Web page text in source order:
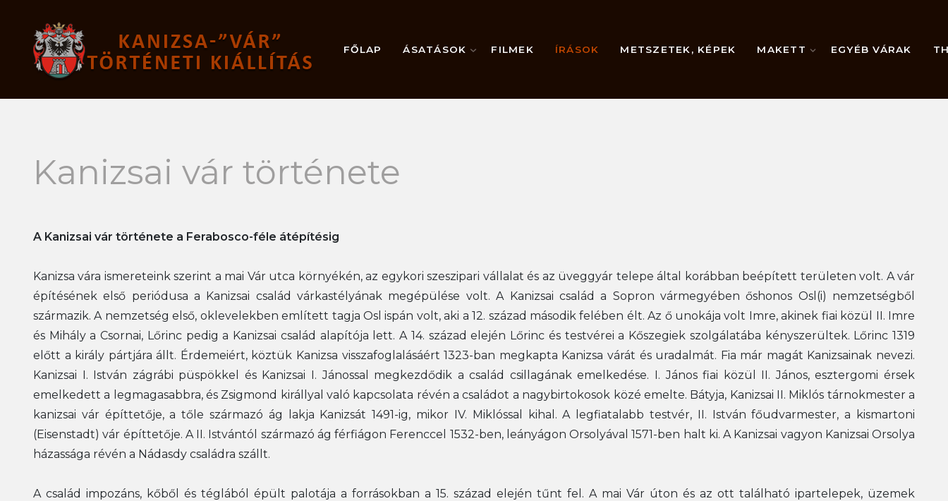
FŐLAP ÁSATÁSOK FILMEK ÍRÁSOK METSZETEK, KÉPEK MAKETT EGYÉB VÁRAK
Kanizsai vár története
A Kanizsai vár története a Ferabosco-féle átépítésig
Kanizsa vára ismereteink szerint a mai Vár utca környékén, az egykori szeszipari vállalat és az üveggyár telepe által korábban beépített területen volt. A vár
építésének első periódusa a Kanizsai család várkastélyának megépülése volt. A Kanizsai család a Sopron vármegyében őshonos Osl(i) nemzetségből
származik. A nemzetség első, oklevelekben említett tagja Osl ispán volt, aki a 12. század második felében élt. Az ő unokája volt Imre, akinek fiai közül II. Imre
és Mihály a Csornai, Lőrinc pedig a Kanizsai család alapítója lett. A 14. század elején Lőrinc és testvérei a Kőszegiek szolgálatába kényszerültek. Lőrinc 1319
előtt a király pártjára állt. Érdemeiért, köztük Kanizsa visszafoglalásáért 1323-ban megkapta Kanizsa várát és uradalmát. Fia már magát Kanizsainak nevezi.
Kanizsai I. István zágrábi püspökkel és Kanizsai I. Jánossal megkezdődik a család csillagának emelkedése. I. János fiai közül II. János, esztergomi érsek
emelkedett a legmagasabbra, és Zsigmond királlyal való kapcsolata révén a családot a nagybirtokosok közé emelte. Bátyja, Kanizsai II. Miklós tárnokmester a
kanizsai vár építtetője, a tőle származó ág lakja Kanizsát 1491-ig, mikor IV. Miklóssal kihal. A legfiatalabb testvér, II. István főudvarmester, a kismartoni
(Eisenstadt) vár építtetője. A II. Istvántól származó ág férfiágon Ferenccel 1532-ben, leányágon Orsolyával 1571-ben halt ki. A Kanizsai vagyon Kanizsai Orsolya
házassága révén a Nádasdy családra szállt.
A család impozáns, kőből és téglából épült palotája a forrásokban a 15. század elején tűnt fel. A mai Vár úton és az ott található ipartelepek, üzemek
Képi anyagok
Vár makett